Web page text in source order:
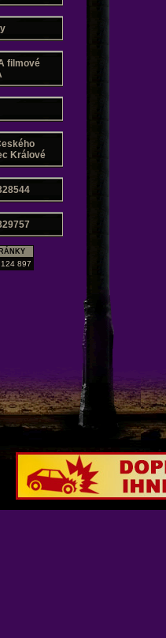
filmové
Králové
124 897